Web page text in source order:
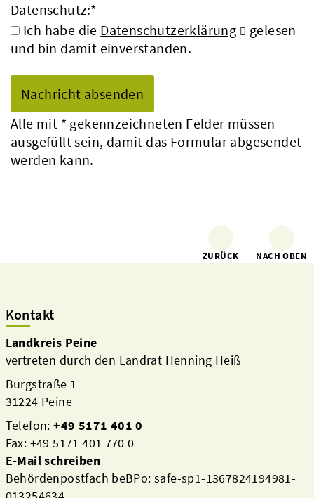
Datenschutz:*
Ich habe die Datenschutzerklärung
gelesen
und bin damit einverstanden.
Alle mit * gekennzeichneten Felder müssen
ausgefüllt sein, damit das Formular abgesendet
werden kann.
ZURÜCK NACH OBEN
Kontakt
Landkreis Peine
vertreten durch den Landrat Henning Heiß
Burgstraße 1
31224 Peine
Telefon:+49 5171 401 0
Fax: +49 5171 401 770 0
E-Mail schreiben
Behördenpostfach beBPo: safe-sp1-1367824194981-